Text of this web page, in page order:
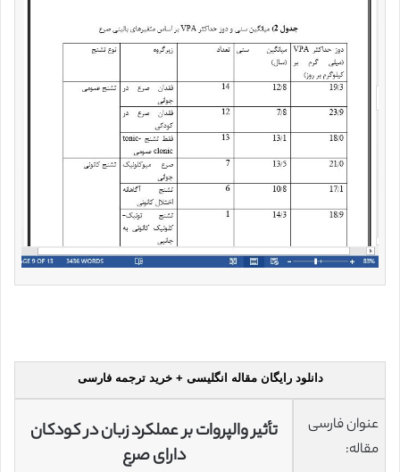
دانلود رایگان مقاله انگلیسی + خرید ترجمه فارسی
عنوان فارسی
مقاله:
تأثیر والپروات بر عملکرد زبان در کودکان
دارای صرع